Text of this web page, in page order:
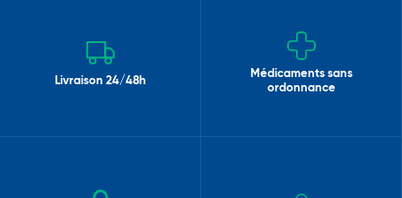
Livraison 24/48h
Médicaments sans
ordonnance